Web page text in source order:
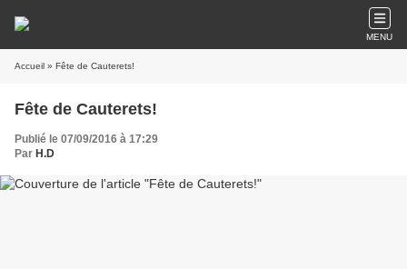
MENU
Accueil » Fête de Cauterets!
Fête de Cauterets!
Publié le 07/09/2016 à 17:29
Par H.D